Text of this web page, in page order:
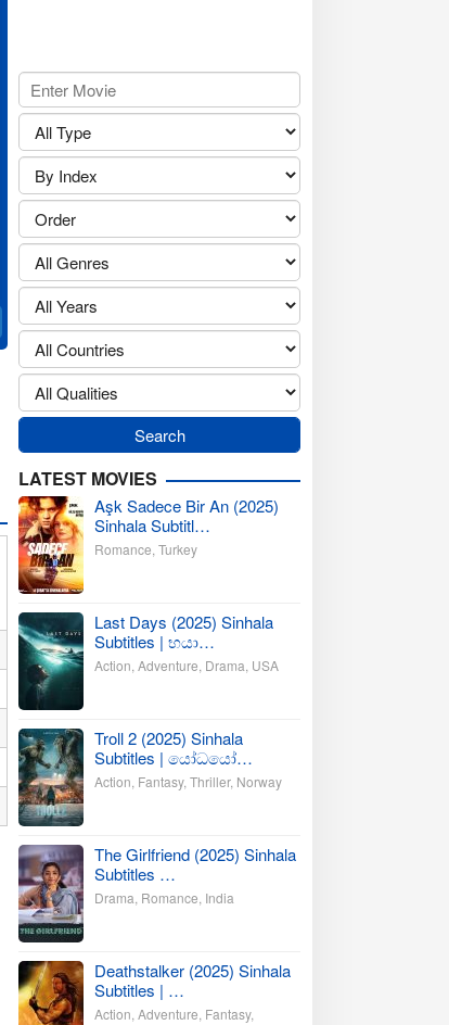
LATEST MOVIES
Aşk Sadece Bir An (2025)
Sinhala Subtitl…
Romance Turkey
Last Days (2025) Sinhala
Subtitles | භයා…
Action Adventure Drama USA
Troll 2 (2025) Sinhala
Subtitles | යෝධයෝ…
Action Fantasy, Thriller, Norway
The Girlfriend (2025) Sinhala
Subtitles …
Drama Romance India
Deathstalker (2025) Sinhala
Subtitles | …
Action Adventure Fantasy,